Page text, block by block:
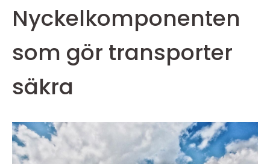
Nyckelkomponenten
som gör transporter
säkra